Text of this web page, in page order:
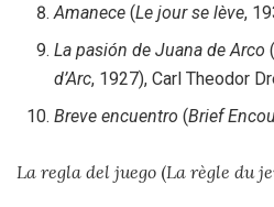
Amanece(Le jour se lève,
La pasión de Juana de Arco
d’Arc, 1927), Carl Theodor
Breve encuentro (Brief
La regla del juego (La règle du